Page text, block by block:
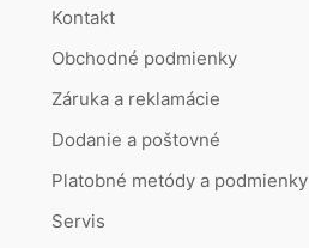
Kontakt
Obchodné podmienky
Záruka a reklamácie
Dodanie a poštovné
Platobné metódy a podmienky
Servis